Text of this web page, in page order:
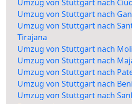
Umzug von Stuttgart nach
Umzug von Stuttgart nach
Umzug von Stuttgart nach
Tirajana
Umzug von Stuttgart nach
Umzug von Stuttgart nach
Umzug von Stuttgart nach
Umzug von Stuttgart nach
Umzug von Stuttgart nach